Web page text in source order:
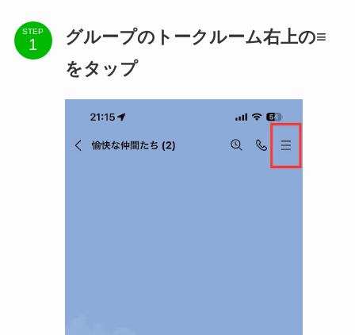
STEP
グループのトークルーム右上の≡
をタップ